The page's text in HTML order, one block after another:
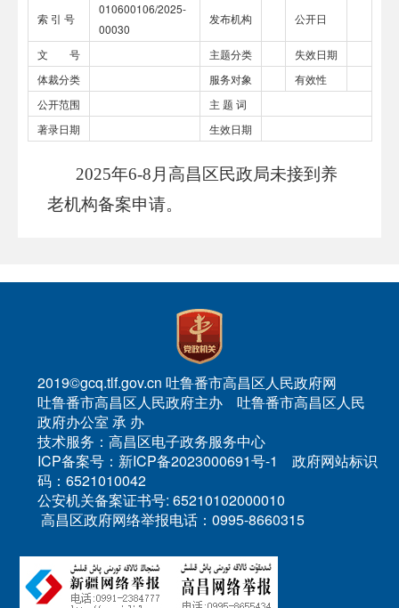
索 引 号
010600106/2025-
00030
发布机构 公开日
文 号 主题分类
失效日期
体裁分类
服务对象
有效性
公开范围
主 题 词
著录日期
生效日期
2025年6-8月高昌区民政局未接到养
老机构备案申请。
2019©gcq.tlf.gov.cn 吐鲁番市高昌区人民政府网
吐鲁番市高昌区人民政府主办 吐鲁番市高昌区人民
政府办公室 承 办
技术服务：高昌区电子政务服务中心
ICP备案号：新ICP备2023000691号-1 政府网站标识
码：6521010042
公安机关备案证书号: 65210102000010
高昌区政府网络举报电话：0995-8660315